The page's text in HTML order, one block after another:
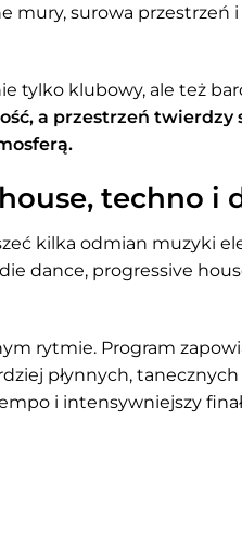
mury, surowa przestrzeń
tylko klubowy, ale też
a przestrzeń twierdzy
techno i
kilka odmian muzyki
dance, progressive
rytmie. Program
płynnych,
i intensywniejszy